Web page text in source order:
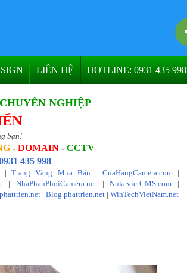
LIÊN HỆ HOTLINE: 0931 435 998
NGHIỆP
bạn!
- DOMAIN - CCTV
435 998
| Trang Vàng Mua Bán | CuaHangCamera.com|
| NhaPhanPhoiCamera.net|NukevietCMS.com |
|Blog.phattrien.net |WinTechVietNam.net